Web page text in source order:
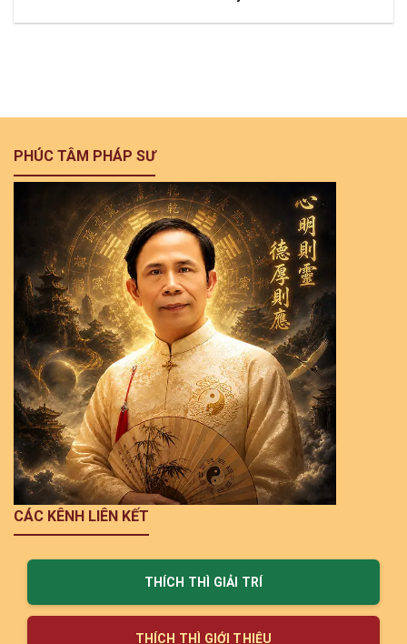
PHÚC TÂM PHÁP SƯ
CÁC KÊNH LIÊN KẾT
THÍCH THÌ GIẢI TRÍ
THÍCH THÌ GIỚI THIỆU